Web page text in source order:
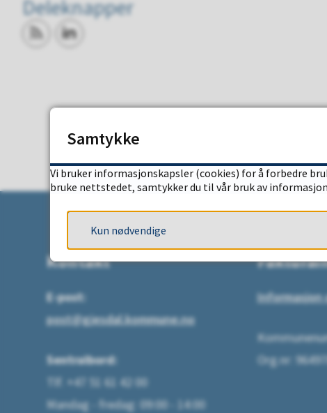
Deleknapper
Kontakt
E-post:
post@gjesdal.kommune.no
Sentralbord:
Tlf. +47 51 61 42 00
Mandag - fredag: 09:00 - 14:00
Informasjon
Org.nr:
Samtykke
Vi bruker informasjonskapsler (cookies) for å forbedre
bruke nettstedet, samtykker du til vår bruk av
Kun nødvendige